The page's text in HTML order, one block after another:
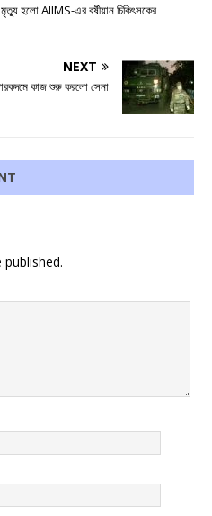
হলো AIIMS-এর বর্ষীয়ান চিকিৎসকের
NEXT
কাজ শুরু করলো সেনা